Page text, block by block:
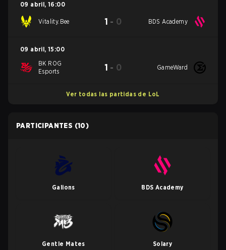
09 abril, 16:00
Vitality.Bee 1 - 0 BDS Academy
09 abril, 15:00
BK ROG
Esports
1 - 0 GameWard
Ver todas las partidas de LoL
PARTICIPANTES (10)
Galions BDS Academy
Gentle Mates Solary